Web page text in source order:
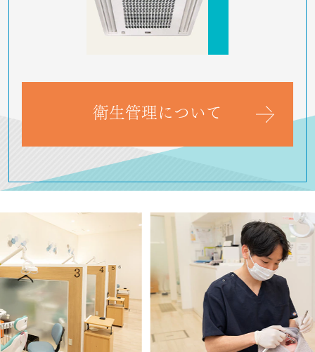
衛生管理について